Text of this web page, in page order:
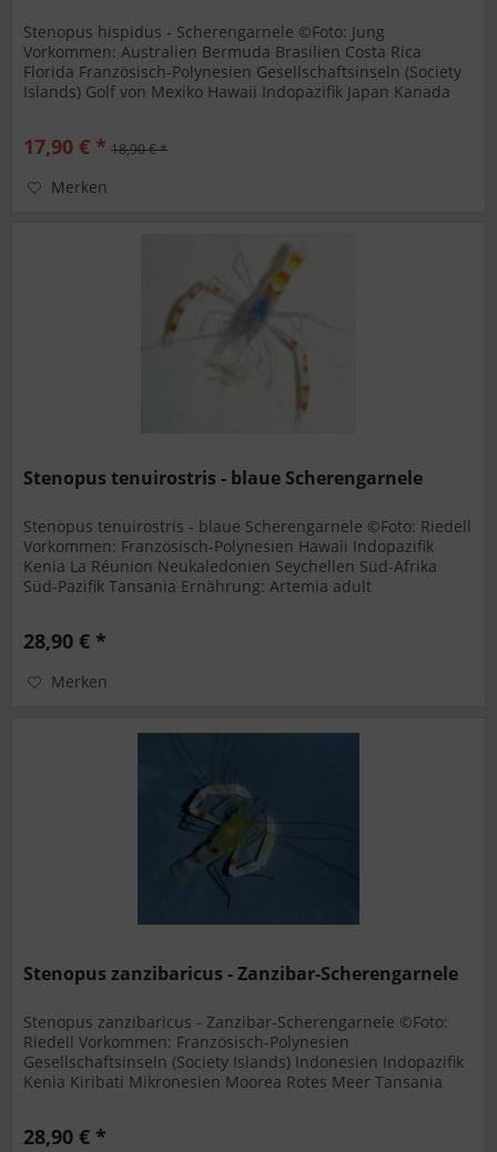
Stenopus hispidus - Scherengarnele ©Foto: Jung
Vorkommen: Australien Bermuda Brasilien Costa Rica
Florida Französisch-Polynesien Gesellschaftsinseln (Society
Islands) Golf von Mexiko Hawaii Indopazifik Japan Kanada
17,90 € * 18,90 € *
Merken
Stenopus tenuirostris - blaue Scherengarnele
Stenopus tenuirostris - blaue Scherengarnele ©Foto: Riedell
Vorkommen: Französisch-Polynesien Hawaii Indopazifik
Kenia La Réunion Neukaledonien Seychellen Süd-Afrika
Süd-Pazifik Tansania Ernährung: Artemia adult
28,90 € *
Merken
Stenopus zanzibaricus - Zanzibar-Scherengarnele
Stenopus zanzibaricus - Zanzibar-Scherengarnele ©Foto:
Riedell Vorkommen: Französisch-Polynesien
Gesellschaftsinseln (Society Islands) Indonesien Indopazifik
Kenia Kiribati Mikronesien Moorea Rotes Meer Tansania
28,90 € *